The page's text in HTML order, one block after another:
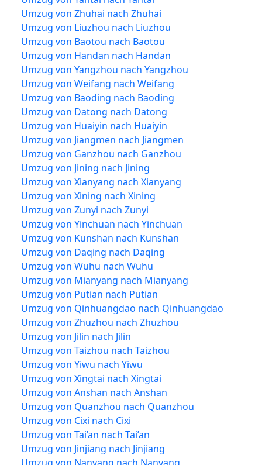
Umzug von Zhuhai nach Zhuhai
Umzug von Liuzhou nach Liuzhou
Umzug von Baotou nach Baotou
Umzug von Handan nach Handan
Umzug von Yangzhou nach Yangzhou
Umzug von Weifang nach Weifang
Umzug von Baoding nach Baoding
Umzug von Datong nach Datong
Umzug von Huaiyin nach Huaiyin
Umzug von Jiangmen nach Jiangmen
Umzug von Ganzhou nach Ganzhou
Umzug von Jining nach Jining
Umzug von Xianyang nach Xianyang
Umzug von Xining nach Xining
Umzug von Zunyi nach Zunyi
Umzug von Yinchuan nach Yinchuan
Umzug von Kunshan nach Kunshan
Umzug von Daqing nach Daqing
Umzug von Wuhu nach Wuhu
Umzug von Mianyang nach Mianyang
Umzug von Putian nach Putian
Umzug von Qinhuangdao nach Qinhuangdao
Umzug von Zhuzhou nach Zhuzhou
Umzug von Jilin nach Jilin
Umzug von Taizhou nach Taizhou
Umzug von Yiwu nach Yiwu
Umzug von Xingtai nach Xingtai
Umzug von Anshan nach Anshan
Umzug von Quanzhou nach Quanzhou
Umzug von Cixi nach Cixi
Umzug von Tai’an nach Tai’an
Umzug von Jinjiang nach Jinjiang